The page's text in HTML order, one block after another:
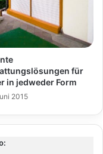
für
in jedweder Form
2015